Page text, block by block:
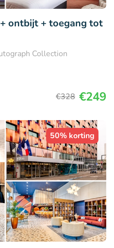
ontbijt + toegang tot
Collection
€328 €249
50% korting